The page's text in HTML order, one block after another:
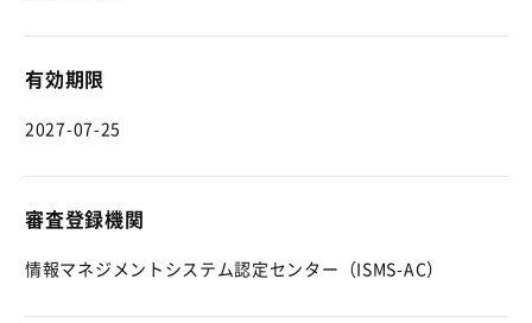
有効期限
2027-07-25
審査登録機関
情報マネジメントシステム認定センター（ISMS-AC）